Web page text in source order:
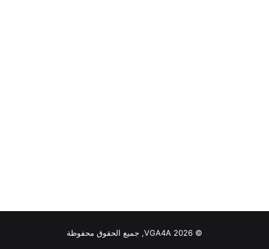
© VGA4A 2026, جميع الحقوق محفوظة